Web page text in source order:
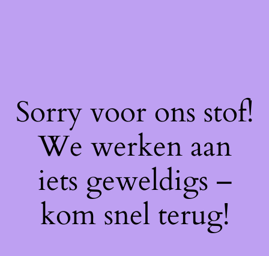
Sorry voor ons stof!
We werken aan
iets geweldigs –
kom snel terug!